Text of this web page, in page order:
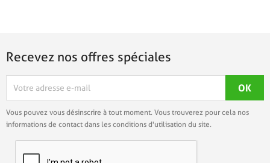
Recevez nos offres spéciales
Vous pouvez vous désinscrire à tout moment. Vous trouverez pour cela nos
informations de contact dans les conditions d'utilisation du site.